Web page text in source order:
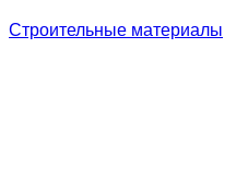
Строительные материалы